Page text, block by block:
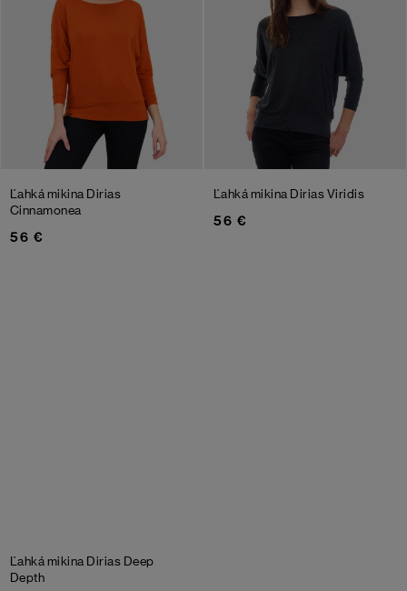
Ľahká mikina Dirias
Cinnamonea
56 €
Ľahká mikina Dirias Viridis
56 €
Ľahká mikina Dirias Deep
Depth